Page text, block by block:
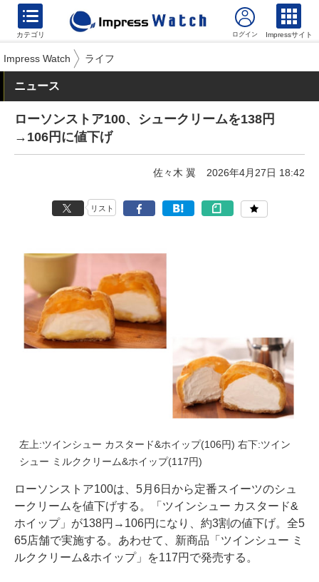
カテゴリ Impressサイト
Impress Watch ライフ
ニュース
ローソンストア100、シュークリームを138円
→106円に値下げ
佐々木 翼 2026年4月27日 18:42
リスト
左上:ツインシュー カスタード&ホイップ(106円) 右下:ツイン
シュー ミルククリーム&ホイップ(117円)
ローソンストア100は、5月6日から定番スイーツのシュ
ークリームを値下げする。「ツインシュー カスタード&
ホイップ」が138円→106円になり、約3割の値下げ。全5
65店舗で実施する。あわせて、新商品「ツインシュー ミ
ルククリーム&ホイップ」を117円で発売する。